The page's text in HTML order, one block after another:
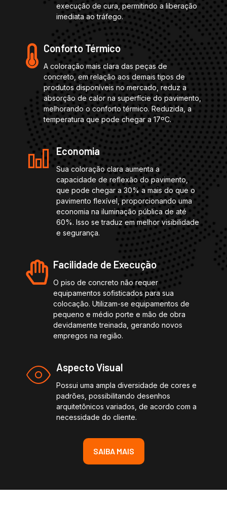
execução de cura, permitindo a liberação
imediata ao tráfego.
Conforto Térmico
A coloração mais clara das peças de
concreto, em relação aos demais tipos de
produtos disponíveis no mercado, reduz a
absorção de calor na superfície do pavimento,
melhorando o conforto térmico. Reduzida, a
temperatura que pode chegar a 17ºC.
Economia
Sua coloração clara aumenta a
capacidade de reflexão do pavimento,
que pode chegar a 30% a mais do que o
pavimento flexível, proporcionando uma
economia na iluminação pública de até
60%. Isso se traduz em melhor visibilidade
e segurança.
Facilidade de Execução
O piso de concreto não requer
equipamentos sofisticados para sua
colocação. Utilizam-se equipamentos de
pequeno e médio porte e mão de obra
devidamente treinada, gerando novos
empregos na região.
Aspecto Visual
Possui uma ampla diversidade de cores e
padrões, possibilitando desenhos
arquitetônicos variados, de acordo com a
necessidade do cliente.
SAIBA MAIS